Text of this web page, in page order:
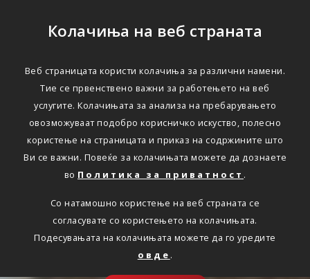
Колачиња на веб страната
Веб страницата користи колачиња за различни намени.
Тие се првенствено важни за работењето на веб
услугите. Колачињата за анализа на пребарувањето
овозможуваат подобро корисничко искуство, полесно
користење на страницата и приказ на содржините што
Ви се важни. Повеќе за колачињата можете да дознаете
во Политика за приватност .
Со натамошно користење на веб страната се
согласувате со користењето на колачињата.
Подесувањата на колачињата можете да го уредите
овде .